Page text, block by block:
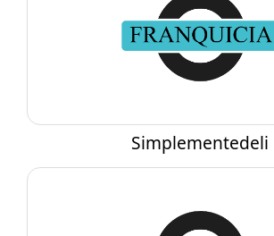
Simplementedeli